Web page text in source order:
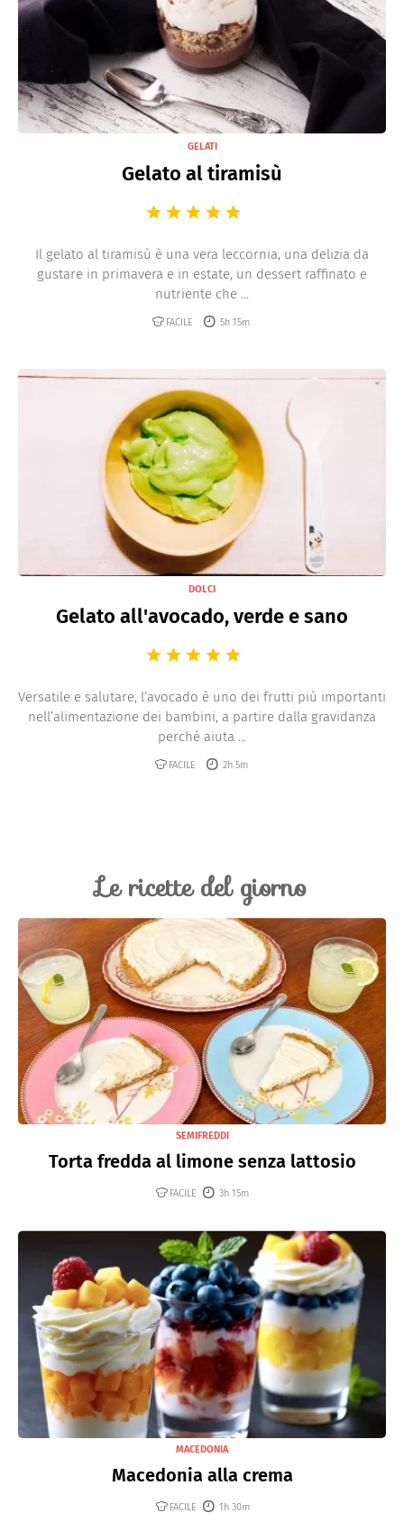
GELATI
Gelato al tiramisù
Il gelato al tiramisù è una vera leccornia, una delizia da
gustare in primavera e in estate, un dessert raffinato e
nutriente che ...
FACILE 5h 15m
DOLCI
Gelato all'avocado, verde e sano
Versatile e salutare, l’avocado è uno dei frutti più importanti
nell’alimentazione dei bambini, a partire dalla gravidanza
perché aiuta ...
FACILE 2h 5m
Le ricette del giorno
SEMIFREDDI
Torta fredda al limone senza lattosio
FACILE 3h 15m
MACEDONIA
Macedonia alla crema
FACILE 1h 30m